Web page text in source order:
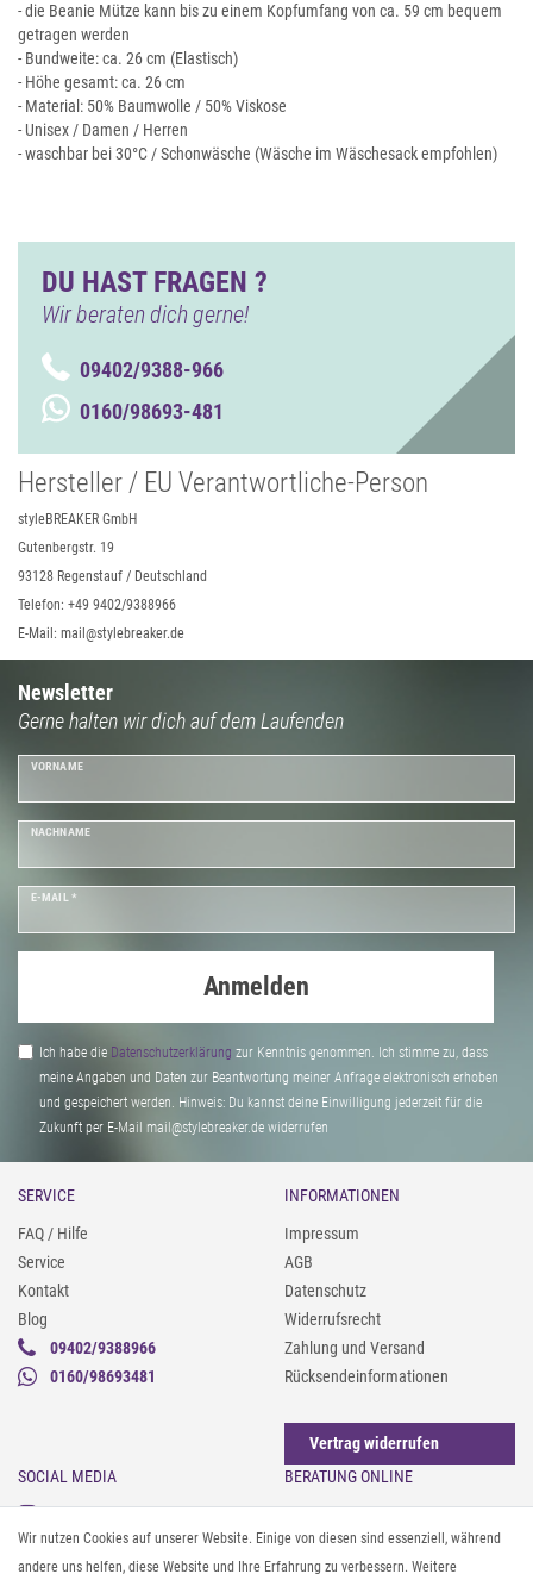
- die Beanie Mütze kann bis zu einem Kopfumfang von ca. 59 cm bequem
getragen werden
- Bundweite: ca. 26 cm (Elastisch)
- Höhe gesamt: ca. 26 cm
- Material: 50% Baumwolle / 50% Viskose
- Unisex / Damen / Herren
- waschbar bei 30°C / Schonwäsche (Wäsche im Wäschesack empfohlen)
DU HAST FRAGEN ?
Wir beraten dich gerne!
09402/9388-966
0160/98693-481
Hersteller / EU Verantwortliche-Person
styleBREAKER GmbH
Gutenbergstr. 19
93128 Regenstauf / Deutschland
Telefon: +49 9402/9388966
E-Mail: mail@stylebreaker.de
Newsletter
Gerne halten wir dich auf dem Laufenden
VORNAME
NACHNAME
E-MAIL *
Anmelden
Ich habe die Daten­schutz­erklärung zur Kenntnis genommen. Ich stimme zu, dass
meine Angaben und Daten zur Beantwortung meiner Anfrage elektronisch erhoben
und gespeichert werden. Hinweis: Du kannst deine Einwilligung jederzeit für die
Zukunft per E-Mail mail@stylebreaker.de widerrufen
SERVICE
FAQ / Hilfe
Service
Kontakt
Blog
09402/9388966
0160/98693481
INFORMATIONEN
Impressum
AGB
Datenschutz
Widerrufsrecht
Zahlung und Versand
Rücksendeinformationen
Vertrag widerrufen
SOCIAL MEDIA
Instagram
Facebook
Pinterest
BERATUNG ONLINE
Gürtel messen & kürzen
Sonnenbrillen & UV-Schutz
Textilpflege
Wir nutzen Cookies auf unserer Website. Einige von diesen sind essenziell, während
andere uns helfen, diese Website und Ihre Erfahrung zu verbessern. Weitere